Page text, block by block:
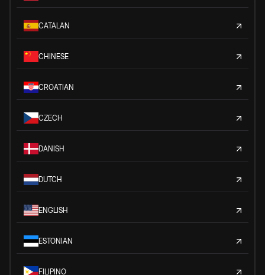
CATALAN
CHINESE
CROATIAN
CZECH
DANISH
DUTCH
ENGLISH
ESTONIAN
FILIPINO